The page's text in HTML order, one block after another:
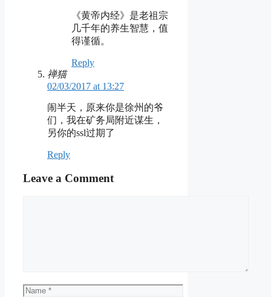
《黄帝内经》是老祖宗
几千年的养生智慧，值
得谨循。
Reply
禅猫
02/03/2017 at 13:27
闹半天，原来你是徐州的爷
们，我在矿务局附近谋生，
另你的ssl过期了
Reply
Leave a Comment
Name